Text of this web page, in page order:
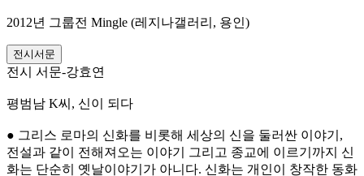
2012년 그룹전 Mingle (레지나갤러리, 용인)
전시서문
전시 서문-강효연
평범남 K씨, 신이 되다
● 그리스 로마의 신화를 비롯해 세상의 신을 둘러싼 이야기,
전설과 같이 전해져오는 이야기 그리고 종교에 이르기까지 신
화는 단순히 옛날이야기가 아니다. 신화는 개인이 창작한 동화